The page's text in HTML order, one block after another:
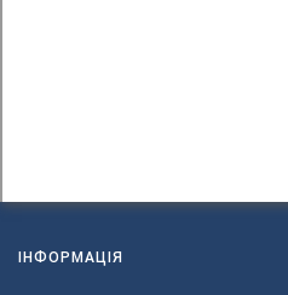
ІНФОРМАЦІЯ